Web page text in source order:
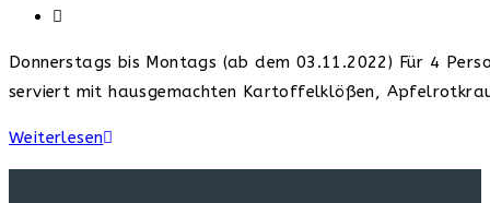
veröffentlicht:
Beitrags-
Donnerstags bis Montags (ab dem 03.11.2022) Für 4
serviert mit hausgemachten Kartoffelklößen,
WeiterlesenGänsezeit
im